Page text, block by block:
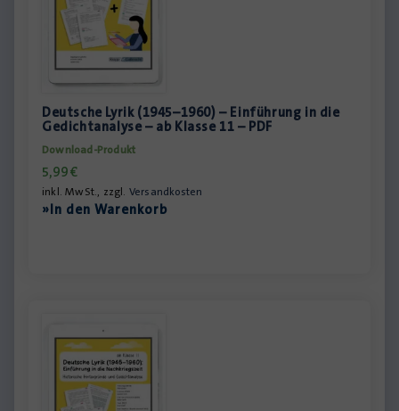
Deutsche Lyrik (1945–1960) – Einführung in die
Gedichtanalyse – ab Klasse 11 – PDF
Download-Produkt
5,99€
inkl. MwSt., zzgl. Versandkosten
»In den Warenkorb